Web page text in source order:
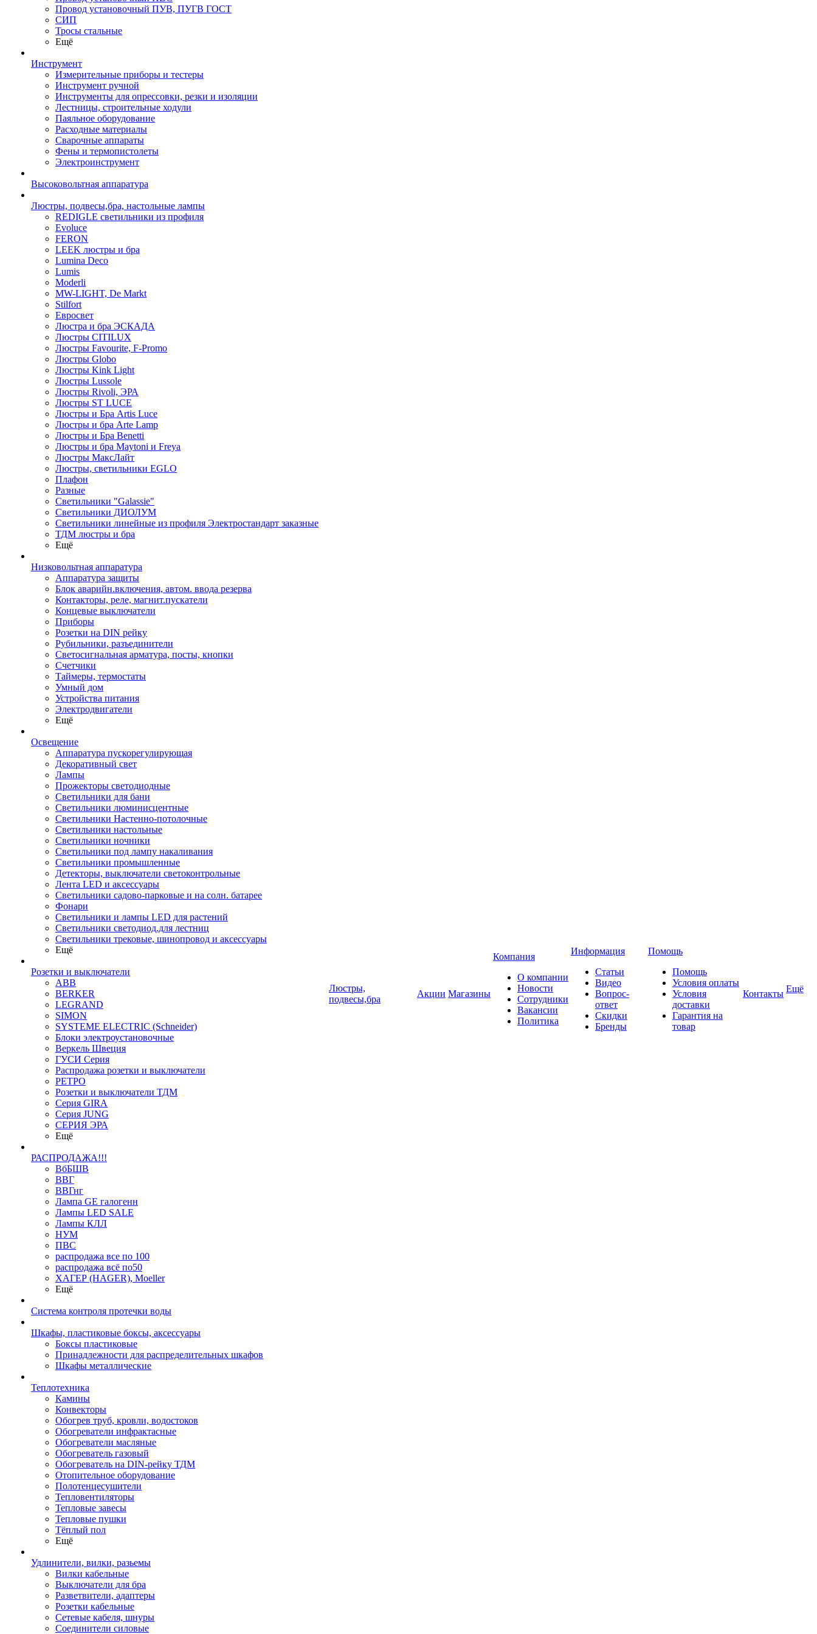
Провод установочный ПУВ, ПУГВ ГОСТ
СИП
Тросы стальные
Ещё
Инструмент
Измерительные приборы и тестеры
Инструмент ручной
Инструменты для опрессовки, резки и изоляции
Лестницы, строительные ходули
Паяльное оборудование
Расходные материалы
Сварочные аппараты
Фены и термопистолеты
Электроинструмент
Высоковольтная аппаратура
Люстры, подвесы,бра, настольные лампы
REDIGLE светильники из профиля
Evoluce
FERON
LEEK люстры и бра
Lumina Deco
Lumis
Moderli
MW-LIGHT, De Markt
Stilfort
Евросвет
Люстра и бра ЭСКАДА
Люстры CITILUX
Люстры Favourite, F-Promo
Люстры Globo
Люстры Kink Light
Люстры Lussole
Люстры Rivoli, ЭРА
Люстры ST LUCE
Люстры и Бра Artis Luce
Люстры и бра Arte Lamp
Люстры и Бра Benetti
Люстры и бра Maytoni и Freya
Люстры МаксЛайт
Люстры, светильники EGLO
Плафон
Разные
Светильники "Galassie"
Светильники ДИОЛУМ
Светильники линейные из профиля Электростандарт заказные
ТДМ люстры и бра
Ещё
Низковольтная аппаратура
Аппаратура защиты
Блок аварийн.включения, автом. ввода резерва
Контакторы, реле, магнит.пускатели
Концевые выключатели
Приборы
Розетки на DIN рейку
Рубильники, разъединители
Светосигнальная арматура, посты, кнопки
Счетчики
Таймеры, термостаты
Умный дом
Устройства питания
Электродвигатели
Ещё
Освещение
Аппаратура пускорегулирующая
Декоративный свет
Лампы
Прожекторы светодиодные
Светильники для бани
Светильники люминисцентные
Светильники Настенно-потолочные
Светильники настольные
Светильники ночники
Светильники под лампу накаливания
Светильники промышленные
Детекторы, выключатели светоконтрольные
Лента LED и аксессуары
Светильники садово-парковые и на солн. батарее
Фонари
Светильники и лампы LED для растений
Светильники светодиод.для лестниц
Светильники трековые, шинопровод и аксессуары
Ещё
Розетки и выключатели
ABB
BERKER
LEGRAND
SIMON
SYSTEME ELECTRIC (Schneider)
Блоки электроустановочные
Веркель Швеция
ГУСИ Серия
Распродажа розетки и выключатели
РЕТРО
Розетки и выключатели ТДМ
Серия GIRA
Серия JUNG
СЕРИЯ ЭРА
Ещё
РАСПРОДАЖА!!!
ВбБШВ
ВВГ
ВВГнг
Лампа GE галогенн
Лампы LED SALE
Лампы КЛЛ
НУМ
ПВС
распродажа все по 100
распродажа всё по50
ХАГЕР (HAGER), Moeller
Ещё
Система контроля протечки воды
Шкафы, пластиковые боксы, аксессуары
Боксы пластиковые
Принадлежности для распределительных шкафов
Шкафы металлические
Теплотехника
Камины
Конвекторы
Обогрев труб, кровли, водостоков
Обогреватели инфрактасные
Обогреватели масляные
Обогреватель газовый
Обогреватель на DIN-рейку ТДМ
Отопительное оборудование
Полотенцесушители
Тепловентиляторы
Тепловые завесы
Тепловые пушки
Тёплый пол
Ещё
Удлинители, вилки, разьемы
Вилки кабельные
Выключатели для бра
Разветвители, адаптеры
Розетки кабельные
Сетевые кабеля, шнуры
Соединители силовые
Люстры,
подвесы,бра
Акции Магазины
Компания
О компании
Новости
Сотрудники
Вакансии
Политика
Информация
Статьи
Видео
Вопрос-
ответ
Скидки
Бренды
Помощь
Помощь
Условия оплаты
Условия
доставки
Гарантия на
товар
Контакты Ещё